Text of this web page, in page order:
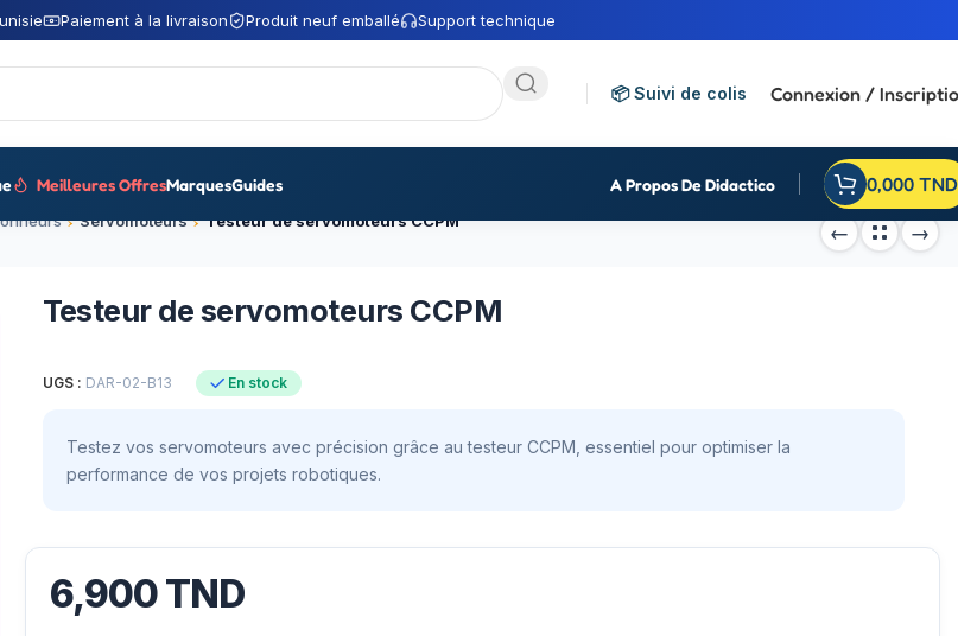
Paiement à la livraison Produit neuf emballé Support technique
📦 Suivi de colis Connexion /
Meilleures OffresMarquesGuides A Propos De Didactico 0,000 TND
Servomoteurs Testeur de servomoteurs CCPM
Testeur de servomoteurs CCPM
UGS : DAR-02-B13 En stock
Testez vos servomoteurs avec précision grâce au testeur CCPM, essentiel pour optimiser la
performance de vos projets robotiques.
6,900TND